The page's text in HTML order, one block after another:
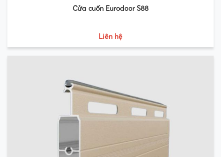
Cửa cuốn Eurodoor S88
Liên hệ